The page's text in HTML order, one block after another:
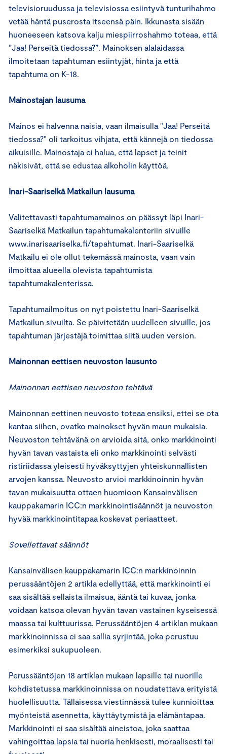
televisioruudussa ja televisiossa esiintyvä tunturihahmo
vetää häntä puserosta itseensä päin. Ikkunasta sisään
huoneeseen katsova kalju miespiirroshahmo toteaa, että
”Jaa! Perseitä tiedossa?”. Mainoksen alalaidassa
ilmoitetaan tapahtuman esiintyjät, hinta ja että
tapahtuma on K-18.
Mainostajan lausuma
Mainos ei halvenna naisia, vaan ilmaisulla "Jaa! Perseitä
tiedossa?" oli tarkoitus vihjata, että kännejä on tiedossa
aikuisille. Mainostaja ei halua, että lapset ja teinit
näkisivät, että se edustaa alkoholin käyttöä.
Inari-Saariselkä Matkailun lausuma
Valitettavasti tapahtumamainos on päässyt läpi Inari-
Saariselkä Matkailun tapahtumakalenteriin sivuille
www.inarisaariselka.fi/tapahtumat. Inari-Saariselkä
Matkailu ei ole ollut tekemässä mainosta, vaan vain
ilmoittaa alueella olevista tapahtumista
tapahtumakalenterissa.
Tapahtumailmoitus on nyt poistettu Inari-Saariselkä
Matkailun sivuilta. Se päivitetään uudelleen sivuille, jos
tapahtuman järjestäjä toimittaa siitä uuden version.
Mainonnan eettisen neuvoston lausunto
Mainonnan eettisen neuvoston tehtävä
Mainonnan eettinen neuvosto toteaa ensiksi, ettei se ota
kantaa siihen, ovatko mainokset hyvän maun mukaisia.
Neuvoston tehtävänä on arvioida sitä, onko markkinointi
hyvän tavan vastaista eli onko markkinointi selvästi
ristiriidassa yleisesti hyväksyttyjen yhteiskunnallisten
arvojen kanssa. Neuvosto arvioi markkinoinnin hyvän
tavan mukaisuutta ottaen huomioon Kansainvälisen
kauppakamarin ICC:n markkinointisäännöt ja neuvoston
hyvää markkinointitapaa koskevat periaatteet.
Sovellettavat säännöt
Kansainvälisen kauppakamarin ICC:n markkinoinnin
perussääntöjen 2 artikla edellyttää, että markkinointi ei
saa sisältää sellaista ilmaisua, ääntä tai kuvaa, jonka
voidaan katsoa olevan hyvän tavan vastainen kyseisessä
maassa tai kulttuurissa. Perussääntöjen 4 artiklan mukaan
markkinoinnissa ei saa sallia syrjintää, joka perustuu
esimerkiksi sukupuoleen.
Perussääntöjen 18 artiklan mukaan lapsille tai nuorille
kohdistetussa markkinoinnissa on noudatettava erityistä
huolellisuutta. Tällaisessa viestinnässä tulee kunnioittaa
myönteistä asennetta, käyttäytymistä ja elämäntapaa.
Markkinointi ei saa sisältää aineistoa, joka saattaa
vahingoittaa lapsia tai nuoria henkisesti, moraalisesti tai